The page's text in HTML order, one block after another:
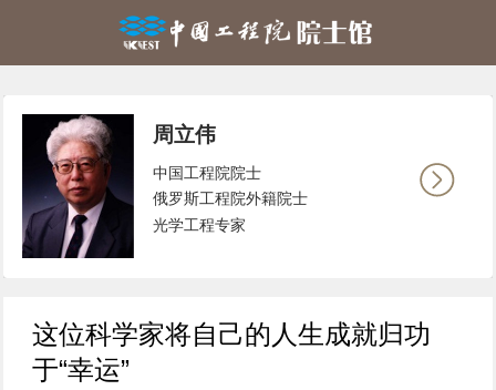
周立伟
中国工程院院士
俄罗斯工程院外籍院士
光学工程专家
这位科学家将自己的人生成就归功
于“幸运”